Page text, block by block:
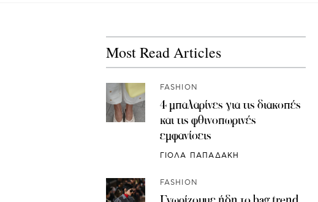
Most Read Articles
FASHION
4 μπαλαρίνες για τις διακοπές
και τις φθινοπωρινές
εμφανίσεις
ΓΙΟΛΑ ΠΑΠΑΔΑΚΗ
FASHION